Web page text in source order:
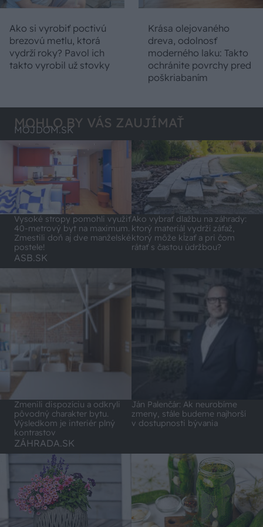
Ako si vyrobiť poctivú
brezovú metlu, ktorá
vydrží roky? Pavol ich
takto vyrobil už stovky
Krása olejovaného
dreva, odolnosť
moderného laku: Takto
ochránite povrchy pred
poškriabaním
MOHLO BY VÁS ZAUJÍMAŤ
MÔJDOM.SK
Vysoké stropy pomohli využiť
40-metrový byt na maximum.
Zmestili doň aj dve manželské
postele!
Ako vybrať dlažbu na záhrady:
ktorý materiál vydrží záťaž,
ktorý môže kĺzať a pri čom
rátať s častou údržbou?
ASB.SK
Zmenili dispozíciu a odkryli
pôvodný charakter bytu.
Výsledkom je interiér plný
kontrastov
Ján Palenčár: Ak neurobíme
zmeny, stále budeme najhorší
v dostupnosti bývania
ZÁHRADA.SK